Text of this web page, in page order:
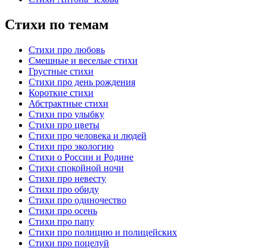
Стихи по темам
Стихи про любовь
Смешные и веселые стихи
Грустные стихи
Стихи про день рождения
Короткие стихи
Абстрактные стихи
Стихи про улыбку
Стихи про цветы
Стихи про человека и людей
Стихи про экологию
Стихи о России и Родине
Стихи спокойной ночи
Стихи про невесту
Стихи про обиду
Стихи про одиночество
Стихи про осень
Стихи про папу
Стихи про полицию и полицейских
Стихи про поцелуй